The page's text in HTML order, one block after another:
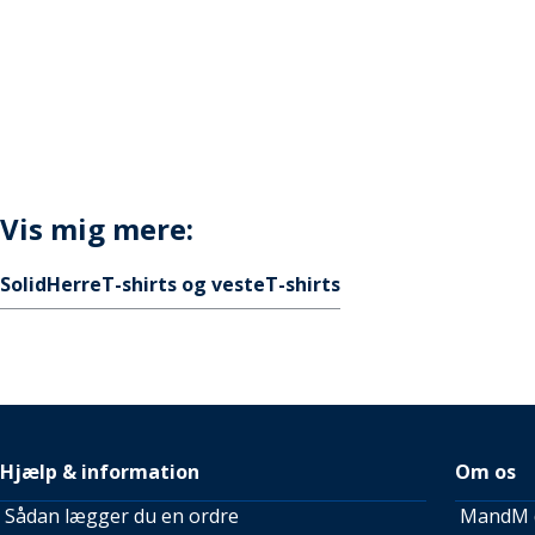
Vis mig mere:
SolidHerreT-shirts og vesteT-shirts
Hjælp & information
Sådan lægger du en ordre
Om os
MandM